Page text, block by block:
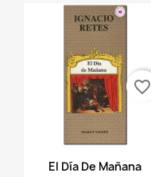
Vista rápida
El Día De Mañana
favorite_border